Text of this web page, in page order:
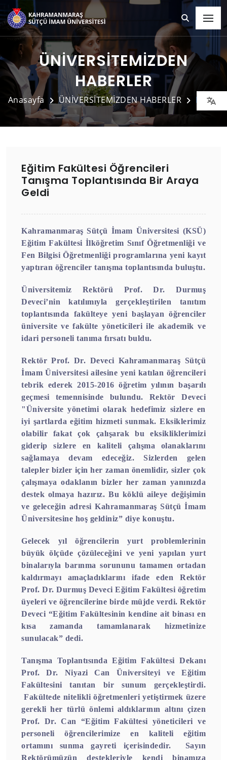
ÜNİVERSİTEMİZDEN
HABERLER
Anasayfa ÜNİVERSİTEMİZDEN HABERLER Detay
Eğitim Fakültesi Öğrencileri
Tanışma Toplantısında Bir Araya
Geldi
Kahramanmaraş Sütçü İmam Üniversitesi (KSÜ)
Eğitim Fakültesi İlköğretim Sınıf Öğretmenliği ve
Fen Bilgisi Öğretmenliği programlarına yeni kayıt
yaptıran öğrenciler tanışma toplantısında buluştu.
Üniversitemiz Rektörü Prof. Dr. Durmuş
Deveci’nin katılımıyla gerçekleştirilen tanıtım
toplantısında fakülteye yeni başlayan öğrenciler
üniversite ve fakülte yöneticileri ile akademik ve
idari personeli tanıma fırsatı buldu.
Rektör Prof. Dr. Deveci Kahramanmaraş Sütçü
İmam Üniversitesi ailesine yeni katılan öğrencileri
tebrik ederek 2015-2016 öğretim yılının başarılı
geçmesi temennisinde bulundu. Rektör Deveci
"Üniversite yönetimi olarak hedefimiz sizlere en
iyi şartlarda eğitim hizmeti sunmak. Eksiklerimiz
olabilir fakat çok çalışarak bu eksikliklerimizi
giderip sizlere en kaliteli çalışma olanaklarını
sağlamaya devam edeceğiz. Sizlerden gelen
talepler bizler için her zaman önemlidir, sizler çok
çalışmaya odaklanın bizler her zaman yanınızda
destek olmaya hazırız. Bu köklü aileye değişimin
ve geleceğin adresi Kahramanmaraş Sütçü İmam
Üniversitesine hoş geldiniz” diye konuştu.
Gelecek yıl öğrencilerin yurt problemlerinin
büyük ölçüde çözüleceğini ve yeni yapılan yurt
binalarıyla barınma sorununu tamamen ortadan
kaldırmayı amaçladıklarını ifade eden Rektör
Prof. Dr. Durmuş Deveci Eğitim Fakültesi öğretim
üyeleri ve öğrencilerine birde müjde verdi. Rektör
Deveci “Eğitim Fakültesinin kendine ait binası en
kısa zamanda tamamlanarak hizmetinize
sunulacak” dedi.
Tanışma Toplantısında Eğitim Fakültesi Dekanı
Prof. Dr. Niyazi Can Üniversiteyi ve Eğitim
Fakültesini tanıtan bir sunum gerçekleştirdi.
Fakültede nitelikli öğretmenleri yetiştirmek üzere
gerekli her türlü önlemi aldıklarının altını çizen
Prof. Dr. Can “Eğitim Fakültesi yöneticileri ve
personeli öğrencilerimize en kaliteli eğitim
ortamını sunma gayreti içerisindedir. Sayın
Rektörümüzün destekleriyle kendi binamıza